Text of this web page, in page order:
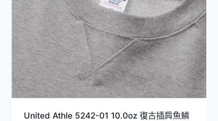
United Athle 5242-01 10.0oz 復古插肩魚鱗